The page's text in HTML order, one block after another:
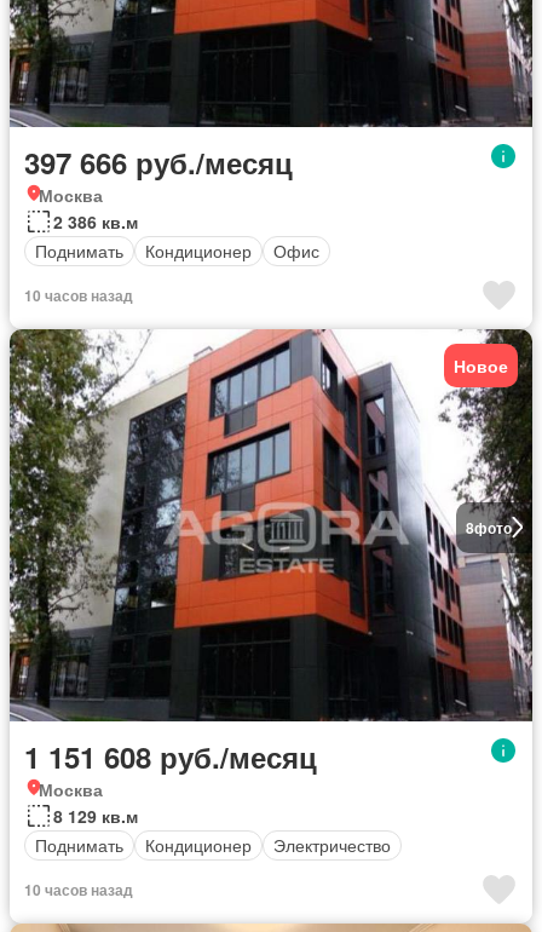
397 666 руб./месяц
Москва
2 386 кв.м
Поднимать
Кондиционер Офис
10 часов назад
8фото
Новое
1 151 608 руб./месяц
Москва
8 129 кв.м
Поднимать
Кондиционер Электричество
10 часов назад